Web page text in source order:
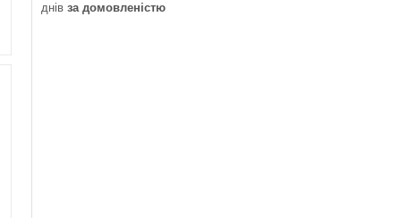
днів за домовленістю